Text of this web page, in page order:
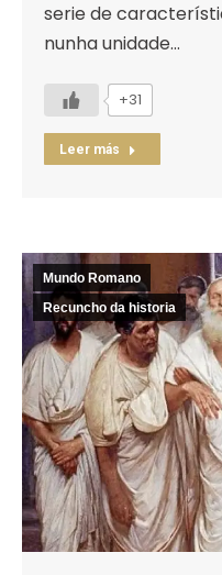
serie de
nunha unidade…
+31
Leer más
Mundo Romano
Recuncho da historia